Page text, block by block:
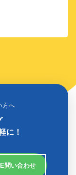
方へ
に！
問い合わせ